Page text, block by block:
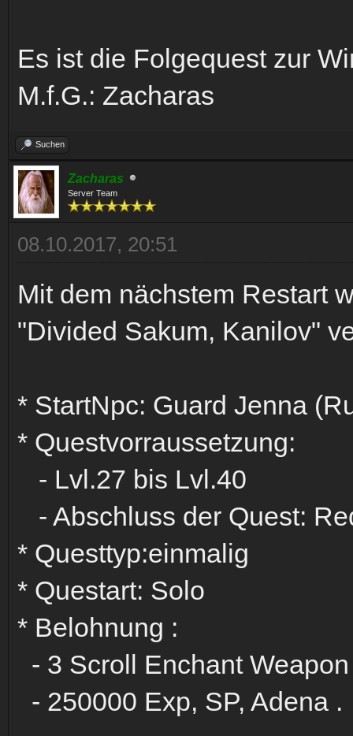
Es ist die Folgequest zur
M.f.G.: Zacharas
Suchen
Zacharas
Server Team
08.10.2017, 20:51
Mit dem nächstem Restart
"Divided Sakum, Kanilov"
* StartNpc: Guard Jenna
* Questvorraussetzung:
- Lvl.27 bis Lvl.40
- Abschluss der Quest:
* Questtyp:einmalig
* Questart: Solo
* Belohnung :
- 3 Scroll Enchant
- 250000 Exp, SP, Adena .